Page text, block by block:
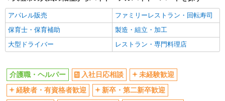
アパレル販売
ファミリーレストラン・回転寿司
保育士・保育補助
製造・組立・加工
大型ドライバー
レストラン・専門料理店
介護職・ヘルパー 入社日応相談
未経験歓迎
経験者・有資格者歓迎
新卒・第二新卒歓迎